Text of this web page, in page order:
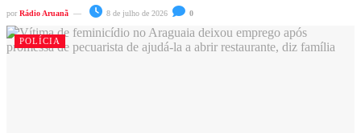
por Rádio Aruanã 8 de julho de 2026 0
POLÍCIA